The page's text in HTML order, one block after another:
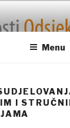
Menu
I